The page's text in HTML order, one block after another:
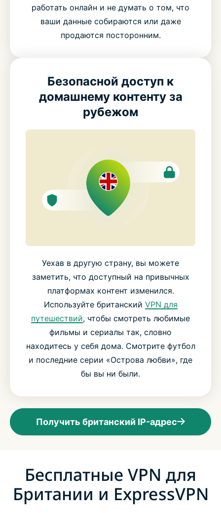
работать онлайн и не думать о том, что
ваши данные собираются или даже
продаются посторонним.
Безопасной доступ к
домашнему контенту за
рубежом
Уехав в другую страну, вы можете
заметить, что доступный на привычных
платформах контент изменился.
Используйте британский VPN для
путешествий, чтобы смотреть любимые
фильмы и сериалы так, словно
находитесь у себя дома. Смотрите футбол
и последние серии «Острова любви», где
бы вы ни были.
Получить британский IP-адрес
Бесплатные VPN для
Британии и ExpressVPN